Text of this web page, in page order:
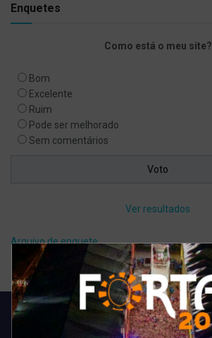
Enquetes
Como está o meu site?
Bom
Excelente
Ruim
Pode ser melhorado
Sem comentários
Ver resultados
Arquivo de enquete